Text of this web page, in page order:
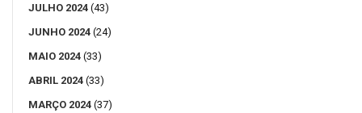
JULHO 2024 (43)
JUNHO 2024 (24)
MAIO 2024 (33)
ABRIL 2024 (33)
MARÇO 2024 (37)